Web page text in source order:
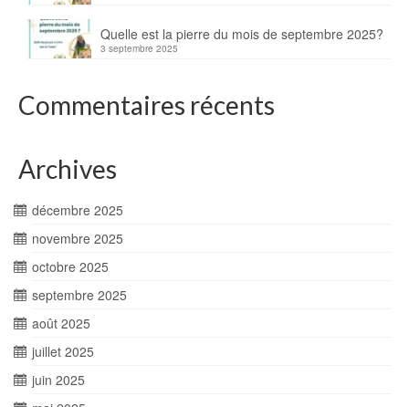
Quelle est la pierre du mois de septembre 2025?
3 septembre 2025
Commentaires récents
Archives
décembre 2025
novembre 2025
octobre 2025
septembre 2025
août 2025
juillet 2025
juin 2025